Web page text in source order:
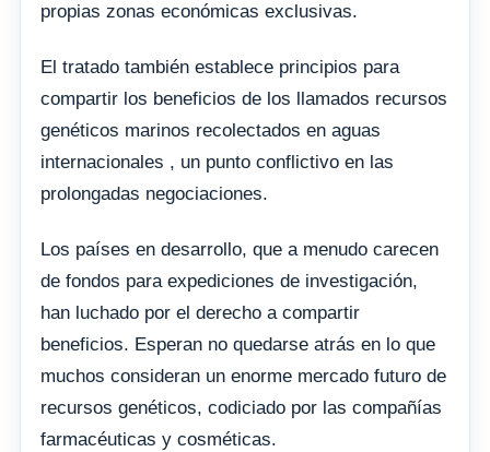
propias zonas económicas exclusivas.
El tratado también establece principios para
compartir los beneficios de los llamados recursos
genéticos marinos recolectados en aguas
internacionales , un punto conflictivo en las
prolongadas negociaciones.
Los países en desarrollo, que a menudo carecen
de fondos para expediciones de investigación,
han luchado por el derecho a compartir
beneficios. Esperan no quedarse atrás en lo que
muchos consideran un enorme mercado futuro de
recursos genéticos, codiciado por las compañías
farmacéuticas y cosméticas.